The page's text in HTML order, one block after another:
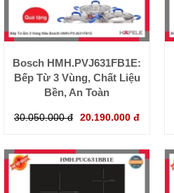
Bosch HMH.PVJ631FB1E:
Bếp Từ 3 Vùng, Chất Liệu
Bền, An Toàn
30.050.000 đ 20.190.000 đ